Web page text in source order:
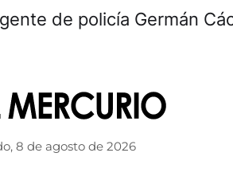
de policía Germán
8 de agosto de 2026